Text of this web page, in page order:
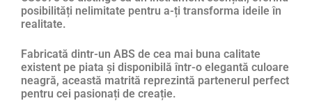
posibilități nelimitate pentru a-ți transforma ideile în
realitate.
Fabricată dintr-un ABS de cea mai buna calitate
existent pe piata și disponibilă într-o elegantă culoare
neagră, această matrită reprezintă partenerul perfect
pentru cei pasionați de creație.